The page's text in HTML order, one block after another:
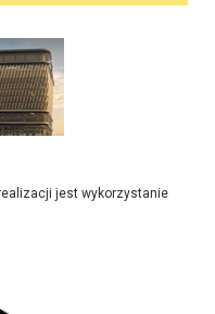
jest wykorzystanie